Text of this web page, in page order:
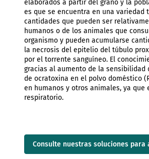
elaborados a partir del grano y la
es que se encuentra en una variedad
cantidades que pueden ser
humanos o de los animales que
organismo y pueden acumularse
la necrosis del epitelio del túbulo
por el torrente sanguíneo. El
gracias al aumento de la sensibilidad
de ocratoxina en el polvo doméstico
en humanos y otros animales, ya
respiratorio.
Consulte nuestras soluciones